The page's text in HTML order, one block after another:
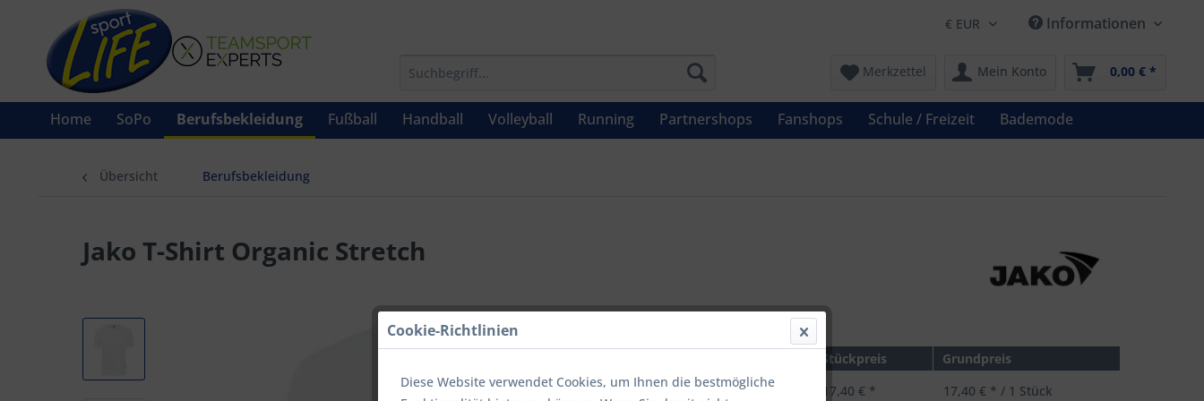
Informationen
Merkzettel Mein Konto 0,00 € *
Home SoPo Berufsbekleidung Fußball Handball Volleyball Running Partnershops Fanshops Schule / Freizeit Bademode
Übersicht Berufsbekleidung
Jako T-Shirt Organic Stretch
UVP: 24,99 € *
Stückpreis
Grundpreis
bis9 17,40 € * 17,40 € * / 1 Stück
Cookie-Richtlinien
Diese Website verwendet Cookies, um Ihnen die bestmögliche